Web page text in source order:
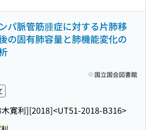
パ脈管筋腫症に対する片肺移
の固有肺容量と肺機能変化の
寛利][2018]<UT51-2018-B316>
国立国会図書館